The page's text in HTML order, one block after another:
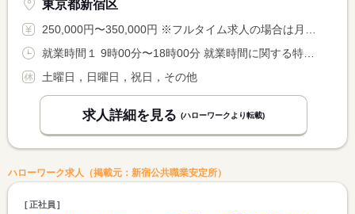
東京都新宿区
250,000円〜350,000円 ※フルタイム求人の場合は月額（換算額）、パート求人の場合は時間額を表示しています。
土曜日，日曜日，祝日，その他
求人詳細を見る (ハローワークより転載)
ハローワーク求人（掲載元：新宿公共職業安定所）
正社員